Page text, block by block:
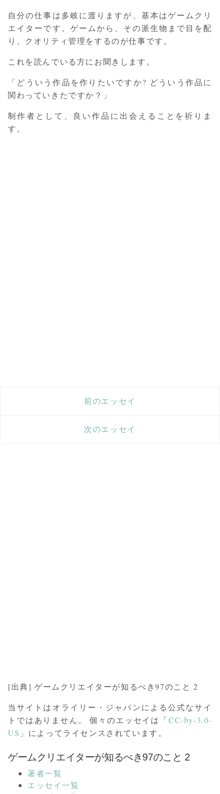
自分の仕事は多岐に渡りますが、基本はゲームクリ
エイターです。ゲームから、その派生物まで目を配
り、クオリティ管理をするのが仕事です。
これを読んでいる方にお聞きします。
「どういう作品を作りたいですか? どういう作品に
関わっていきたですか？」
制作者として、良い作品に出会えることを祈りま
す。
前のエッセイ
次のエッセイ
[出典] ゲームクリエイターが知るべき97のこと 2
当サイトはオライリー・ジャパンによる公式なサイ
トではありません。 個々のエッセイは「CC-by-3.0-
US 」によってライセンスされています。
ゲームクリエイターが知るべき97のこと 2
著者一覧
エッセイ一覧